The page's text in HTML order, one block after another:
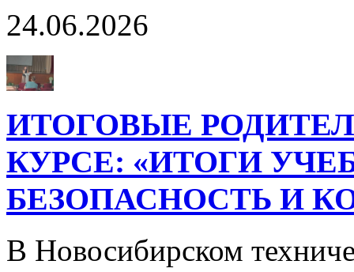
24.06.2026
ИТОГОВЫЕ
КУРСЕ: «ИТОГИ
БЕЗОПАСНОСТЬ И
В Новосибирском